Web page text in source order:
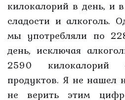
килокалорий в день, и
сладости и алкоголь.
мы употребляли по
день, исключая
2590
продуктов. Я не нашел
не верить этим